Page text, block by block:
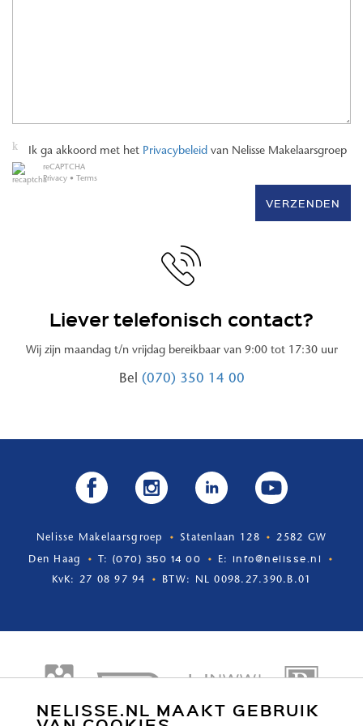
NELISSE.NL MAAKT GEBRUIK
Ik ga akkoord met het Privacybeleid van Nelisse Makelaarsgroep
reCAPTCHA
Privacy • Terms
VERZENDEN
Liever telefonisch contact?
Wij zijn maandag t/n vrijdag bereikbaar van 9:00 tot 17:30 uur
Bel (070) 350 14 00
Nelisse Makelaarsgroep Statenlaan 128 2582 GW
Den Haag T: (070) 350 14 00 E: info@nelisse.nl
KvK: 27 08 97 94 BTW: NL 0098.27.390.B.01